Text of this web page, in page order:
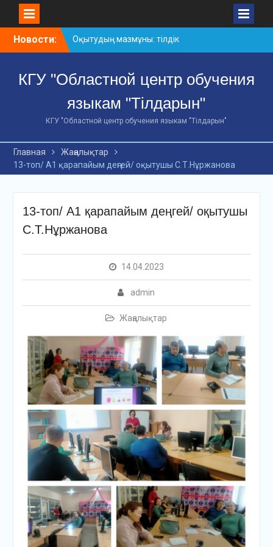
Новости:
Оқытудың мазмұны: тілдік
дағдылар және
стратегиялар
АХМЕТ БАЙТҰРСЫНҰЛЫ
АТЫНДАҒЫ «ҮЗДІК
ОҚЫТУШЫ-2026»
«Мемлекеттік тіл –
Тәуелсіздік символы»
облыстық байқауы
КГУ "Областной центр обучения
языкам "Тілдарын"
КГУ "Областной центр обучения языкам "Тілдарын"
Главная
Жаңалықтар
13-топ/ А1 қарапайым деңгей/ оқытушы С.Т.Нұржанова
13-топ/ А1 қарапайым деңгей/ оқытушы
С.Т.Нұржанова
14.04.2023
admin
Жаңалықтар